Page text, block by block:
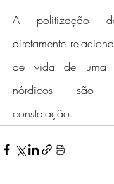
A politização
diretamente
de vida de uma
nórdicos são
constatação.